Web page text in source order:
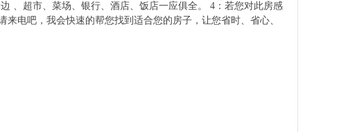
、超市、菜场、银行、酒店、饭店一应俱全。 4：若您对此房感
电吧，我会快速的帮您找到适合您的房子，让您省时、省心、